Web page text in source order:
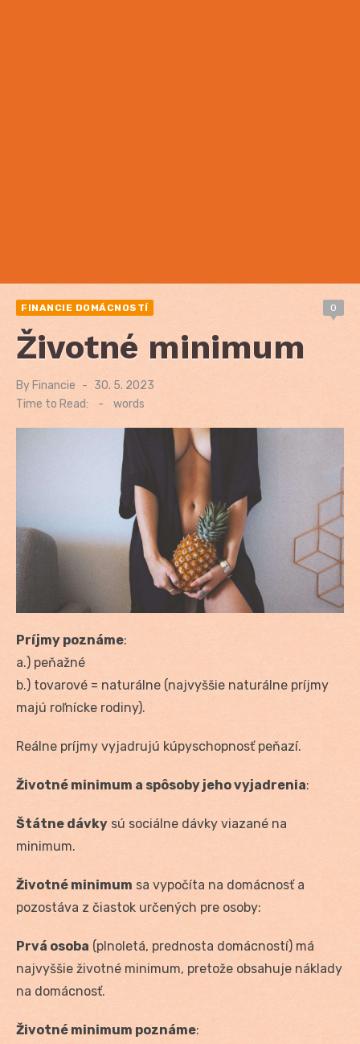
FINANCIE DOMÁCNOSTÍ 0
Životné minimum
By Financie
Posted
30. 5. 2023
Time to Read:
- words
Príjmy poznáme:
a.) peňažné
b.) tovarové = naturálne (najvyššie naturálne príjmy
majú roľnícke rodiny).
Reálne príjmy vyjadrujú kúpyschopnosť peňazí.
Životné minimum a spôsoby jeho vyjadrenia:
Štátne dávky sú sociálne dávky viazané na
minimum.
Životné minimum sa vypočíta na domácnosť a
pozostáva z čiastok určených pre osoby:
Prvá osoba (plnoletá, prednosta domácností) má
najvyššie životné minimum, pretože obsahuje náklady
na domácnosť.
Životné minimum poznáme: